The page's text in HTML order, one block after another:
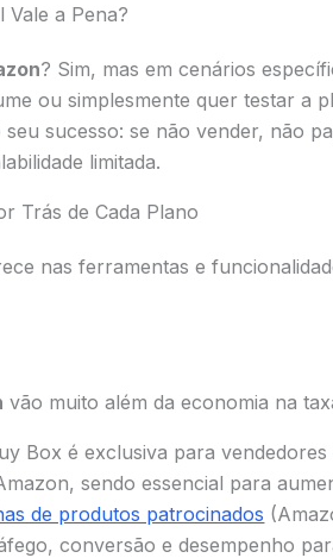
Vale a Pena?
? Sim, mas em cenários
ou simplesmente quer testar a
sucesso: se não vender, não
limitada.
Trás de Cada Plano
nas ferramentas e
vão muito além da economia na
Box é exclusiva para
sendo essencial para
de produtos patrocinados
conversão e desempenho